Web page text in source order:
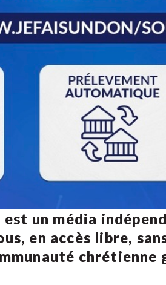
un média
en accès libre,
chrétienne